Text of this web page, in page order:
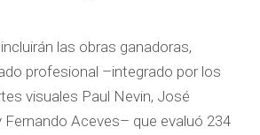
las obras ganadoras,
profesional –integrado por los
visuales Paul Nevin, José
Fernando Aceves– que evaluó 234